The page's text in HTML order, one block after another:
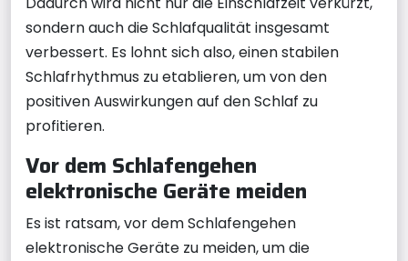
sondern auch die Schlafqualität insgesamt
verbessert. Es lohnt sich also, einen stabilen
Schlafrhythmus zu etablieren, um von den
positiven Auswirkungen auf den Schlaf zu
profitieren.
Vor dem Schlafengehen
elektronische Geräte meiden
Es ist ratsam, vor dem Schlafengehen
elektronische Geräte zu meiden, um die